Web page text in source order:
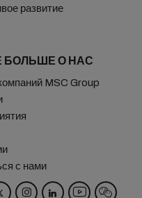
развитие
БОЛЬШЕ О НАС
MSC Group
с нами